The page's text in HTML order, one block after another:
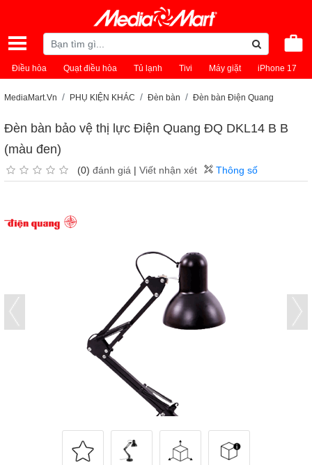
Điều hòa Quạt điều hòa Tủ lạnh Tivi Máy giặt iPhone 17
MediaMart.Vn PHỤ KIỆN KHÁC Đèn bàn Đèn bàn Điện Quang
Đèn bàn bảo vệ thị lực Điện Quang ĐQ DKL14 B B
(màu đen)
(0) đánh giá | Viết nhận xét Thông số